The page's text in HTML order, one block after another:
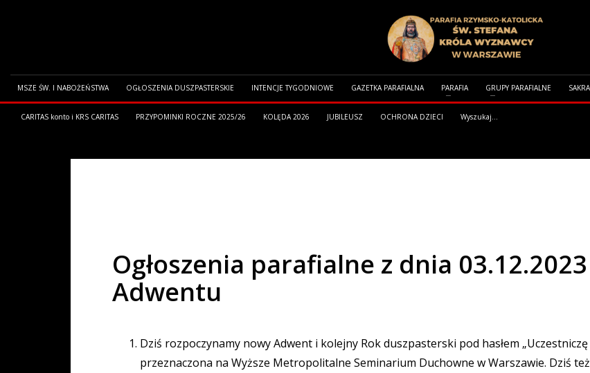
MSZE ŚW. I NABOŻEŃSTWA OGŁOSZENIA DUSZPASTERSKIE INTENCJE TYGODNIOWE GAZETKA PARAFIALNA PARAFIA GRUPY PARAFIALNE
CARITAS konto i KRS CARITAS PRZYPOMINKI ROCZNE 2025/26 KOLĘDA 2026 JUBILEUSZ OCHRONA DZIECI Wyszukaj...
Ogłoszenia parafialne z dnia
Adwentu
Dziś rozpoczynamy nowy Adwent i kolejny Rok duszpasterski pod hasłem
przeznaczona na Wyższe Metropolitalne Seminarium Duchowne w Warszawie. Dziś